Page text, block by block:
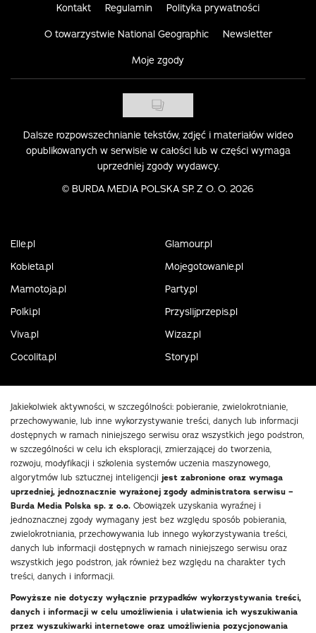
Kontakt Regulamin Polityka prywatności
O towarzystwie National Geographic Newsletter
Moje zgody
Dalsze rozpowszechnianie tekstów, zdjęć i materiałów wideo
opublikowanych w serwisie w całości lub w części wymaga
uprzedniej zgody wydawcy.
© BURDA MEDIA POLSKA SP. Z O. O. 2026
Elle.pl
Glamour.pl
Kobieta.pl
Mojegotowanie.pl
Mamotoja.pl
Party.pl
Polki.pl
Przyslijprzepis.pl
Viva.pl
Wizaz.pl
Cocolita.pl
Story.pl
Jakiekolwiek aktywności, w szczególności: pobieranie, zwielokrotnianie,
przechowywanie, lub inne wykorzystywanie treści, danych lub informacji
dostępnych w ramach niniejszego serwisu oraz wszystkich jego podstron,
w szczególności w celu ich eksploracji, zmierzającej do tworzenia,
rozwoju, modyfikacji i szkolenia systemów uczenia maszynowego,
algorytmów lub sztucznej inteligencji jest zabronione oraz wymaga
uprzedniej, jednoznacznie wyrażonej zgody administratora serwisu –
Burda Media Polska sp. z o.o. Obowiązek uzyskania wyraźnej i
jednoznacznej zgody wymagany jest bez względu sposób pobierania,
zwielokrotniania, przechowywania lub innego wykorzystywania treści,
danych lub informacji dostępnych w ramach niniejszego serwisu oraz
wszystkich jego podstron, jak również bez względu na charakter tych
treści, danych i informacji.
Powyższe nie dotyczy wyłącznie przypadków wykorzystywania treści,
danych i informacji w celu umożliwienia i ułatwienia ich wyszukiwania
przez wyszukiwarki internetowe oraz umożliwienia pozycjonowania